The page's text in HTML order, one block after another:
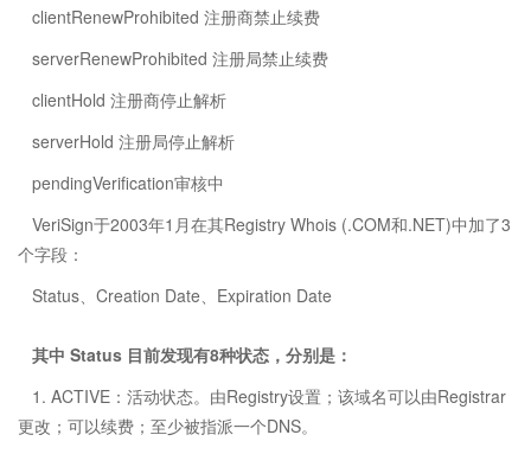
clientRenewProhibited 注册商禁止续费
serverRenewProhibited 注册局禁止续费
clientHold 注册商停止解析
serverHold 注册局停止解析
pendingVerification审核中
VeriSign于2003年1月在其Registry Whois (.COM和.NET)中加了3
个字段：
Status、Creation Date、Expiration Date
其中 Status 目前发现有8种状态，分别是：
1. ACTIVE：活动状态。由Registry设置；该域名可以由Registrar
更改；可以续费；至少被指派一个DNS。